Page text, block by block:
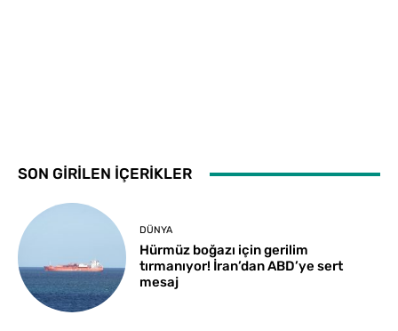
SON GİRİLEN İÇERİKLER
DÜNYA
Hürmüz boğazı için gerilim
tırmanıyor! İran’dan ABD’ye sert
mesaj